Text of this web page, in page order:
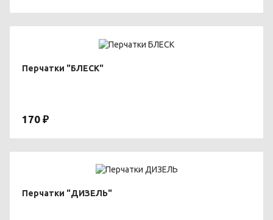
Перчатки "БЛЕСК"
170 ₽
Перчатки "ДИЗЕЛЬ"